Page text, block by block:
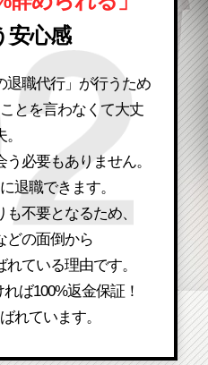
安心感
退職代行」が行うため
とを言わなくて大丈
。
必要もありません。
退職できます。
不要となるため、
どの面倒から
ている理由です。
ば100%返金保証！
れています。